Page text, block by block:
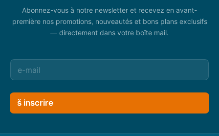
Abonnez-vous à notre newsletter et recevez en avant-
première nos promotions, nouveautés et bons plans exclusifs
— directement dans votre boîte mail.
š inscrire